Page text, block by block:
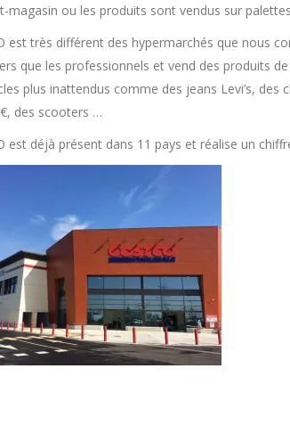
magasin ou les produits sont vendus sur
est très différent des hypermarchés que nous
que les professionnels et vend des produits
plus inattendus comme des jeans Levi’s,
des scooters …
est déjà présent dans 11 pays et réalise un